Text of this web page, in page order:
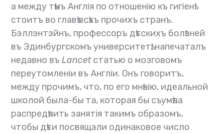
а между тѣмъ Англія по отношенію къ гигіенѣ
стоитъ во главѣ всѣхъ прочихъ странъ.
Бэллэнтэйнъ, профессоръ дѣтскихъ болѣзней
въ Эдинбургскомъ университетѣ, напечаталъ
недавно въLancet статью о мозговомъ
переутомленіи въ Англіи. Онъ говоритъ,
между прочимъ, что, по его мнѣнію, идеальной
школой была-бы та, которая бы съумѣла
распредѣлить занятія такимъ образомъ,
чтобы дѣти посвящали одинаковое число